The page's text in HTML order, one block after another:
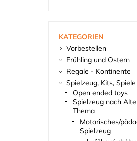
KATEGORIEN
Vorbestellen
Frühling und Ostern
Regale - Kontinente
Spielzeug, Kits, Spiele
Open ended toys
Spielzeug nach
Thema
Motorisches/
Spielzeug